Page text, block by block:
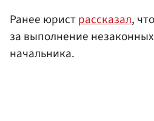
Ранее юристрассказал,
за выполнение
начальника.